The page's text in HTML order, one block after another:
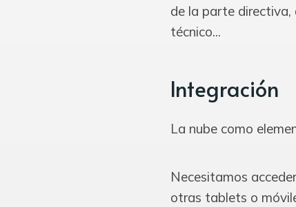
de la parte directiva,
técnico...
Integración
La nube como
Necesitamos
otras tablets o